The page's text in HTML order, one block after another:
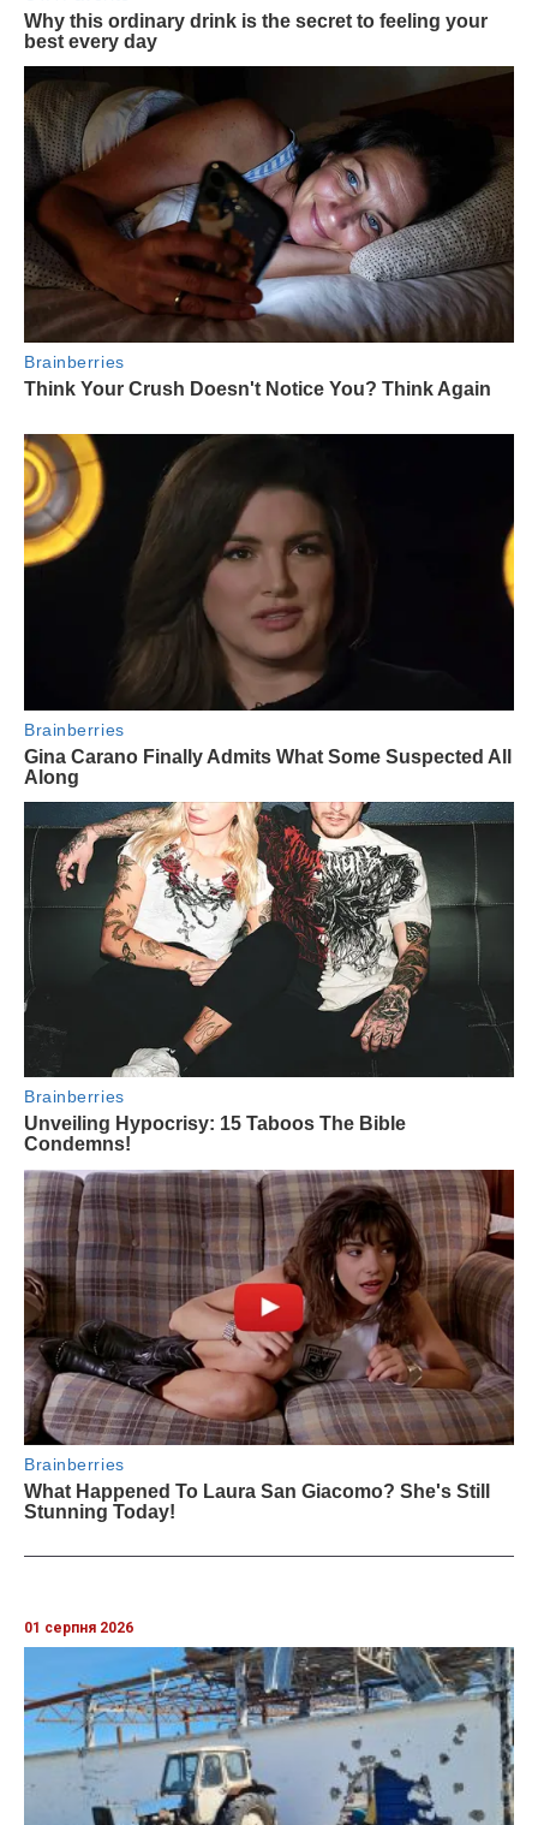
01 серпня 2026